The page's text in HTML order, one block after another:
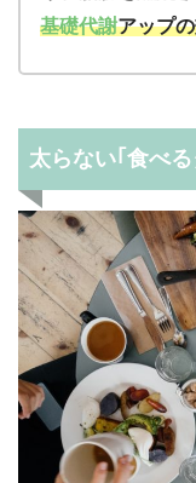
基礎代謝アップ
太らない｢食べ